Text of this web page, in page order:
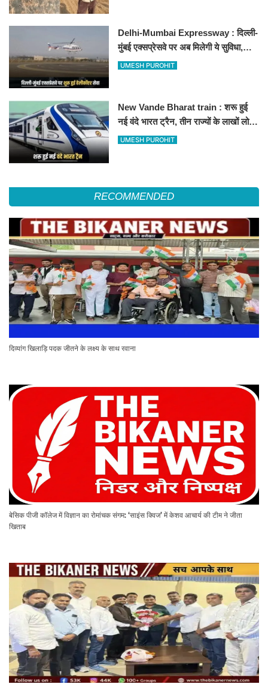
Delhi-Mumbai Expressway : दिल्ली-
मुंबई एक्सप्रेसवे पर अब मिलेगी ये सुविधा,
हेलीकॉप्टर सर्विस से तुरंत घायल पहुंचेगा
UMESH PUROHIT
New Vande Bharat train : शरू हुई
नई वंदे भारत ट्रैन, तीन राज्यों के लाखों लोगों
का सफर होगा आसान, देखें पूरा रूटमैप
UMESH PUROHIT
RECOMMENDED
दिव्यांग खिलाड़ि पदक जीतने के लक्ष्य के साथ रवाना
बेसिक पीजी कॉलेज में विज्ञान का रोमांचक संगम: ‘साइंस क्विज’ में केशव आचार्य की टीम ने जीता
खिताब